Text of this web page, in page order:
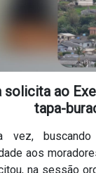
solicita ao
tapa-
vez,
aos
na sessão